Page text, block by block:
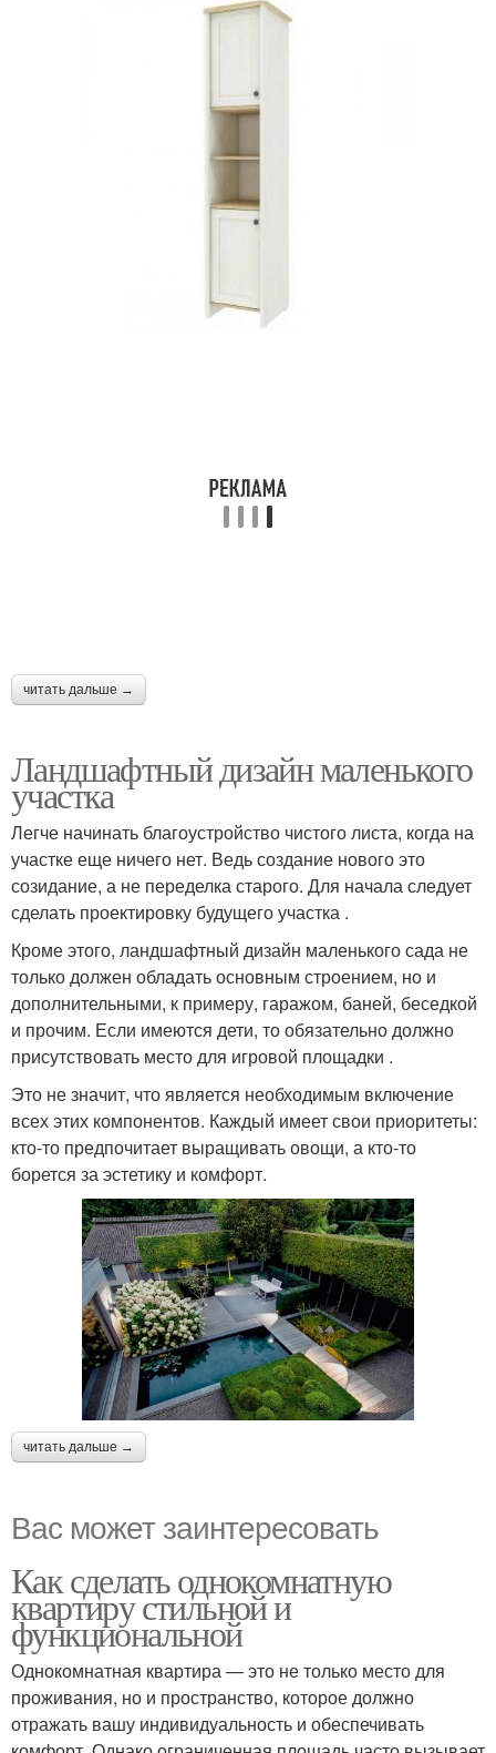
читать дальше →
Ландшафтный дизайн маленького
участка
Легче начинать благоустройство чистого листа, когда на
участке еще ничего нет. Ведь создание нового это
созидание, а не переделка старого. Для начала следует
сделать проектировку будущего участка .
Кроме этого, ландшафтный дизайн маленького сада не
только должен обладать основным строением, но и
дополнительными, к примеру, гаражом, баней, беседкой
и прочим. Если имеются дети, то обязательно должно
присутствовать место для игровой площадки .
Это не значит, что является необходимым включение
всех этих компонентов. Каждый имеет свои приоритеты:
кто-то предпочитает выращивать овощи, а кто-то
борется за эстетику и комфорт.
читать дальше →
Вас может заинтересовать
Как сделать однокомнатную
квартиру стильной и
функциональной
Однокомнатная квартира — это не только место для
проживания, но и пространство, которое должно
отражать вашу индивидуальность и обеспечивать